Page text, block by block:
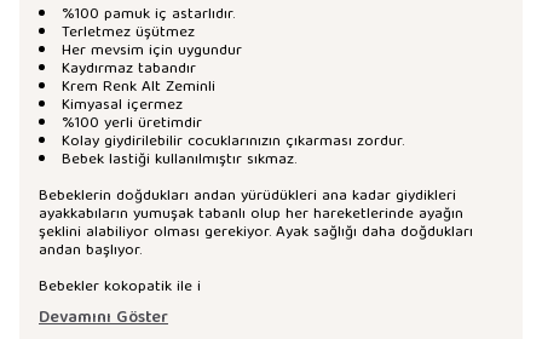
%100 pamuk iç astarlıdır.
Terletmez üşütmez
Her mevsim için uygundur
Kaydırmaz tabandır
Krem Renk Alt Zeminli
Kimyasal içermez
%100 yerli üretimdir
Kolay giydirilebilir cocuklarınızın çıkarması zordur.
Bebek lastiği kullanılmıştır sıkmaz.
Bebeklerin doğdukları andan yürüdükleri ana kadar giydikleri
ayakkabıların yumuşak tabanlı olup her hareketlerinde ayağın
şeklini alabiliyor olması gerekiyor. Ayak sağlığı daha doğdukları
andan başlıyor.
Bebekler kokopatik ile i
Devamını Göster